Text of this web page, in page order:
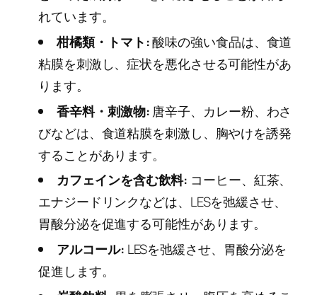
れています。
柑橘類・トマト:酸味の強い食品は、食道
粘膜を刺激し、症状を悪化させる可能性があ
ります。
香辛料・刺激物:唐辛子、カレー粉、わさ
びなどは、食道粘膜を刺激し、胸やけを誘発
することがあります。
カフェインを含む飲料: コーヒー、紅茶、
エナジードリンクなどは、LESを弛緩させ、
胃酸分泌を促進する可能性があります。
アルコール: LESを弛緩させ、胃酸分泌を
促進します。